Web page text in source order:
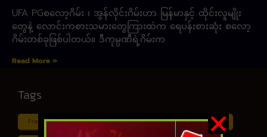
UFA PGစလော့ဂိမ်း ၊ အွန်လိုင်းဂိမ်းဟာ မြန်မာနှင့် ထိုင်းလူမျိုး
တွေနဲ့ လောင်းကစားသမားတွေကြားထဲက ရေပန်းစားဆုံး စလော့
ဂိမ်းတစ်ခုဖြစ်ပါတယ်။ ဒီကုမ္ပဏီရဲ့ဂိမ်းက
Read More »
Tags
Free ငါး ပစ် ဂိမ်း Myanmar ကာစီနို Online ငါး ဂိမ်း apk